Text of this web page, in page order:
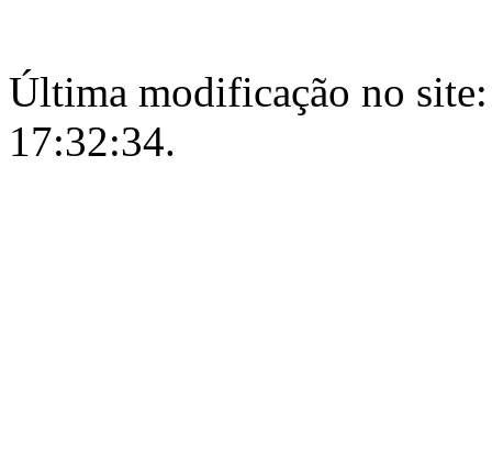
Última modificação no
17:32:34.